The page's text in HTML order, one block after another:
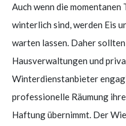
Auch wenn die
winterlich sind, werden Eis
warten lassen. Daher
Hausverwaltungen und
Winterdienstanbieter
professionelle Räumung
Haftung übernimmt. Der